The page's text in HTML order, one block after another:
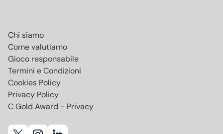
Chi siamo
Come valutiamo
Gioco responsabile
Termini e Condizioni
Cookies Policy
Privacy Policy
C Gold Award - Privacy